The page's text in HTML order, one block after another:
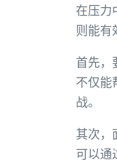
在压力
则能有
首先，
不仅能
战。
其次，
可以通